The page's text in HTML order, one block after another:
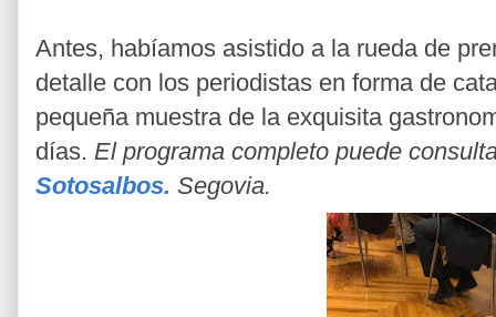
Antes, habíamos asistido a la rueda de
detalle con los periodistas en forma de
pequeña muestra de la exquisita
días. El programa completo puede
Sotosalbos. Segovia.